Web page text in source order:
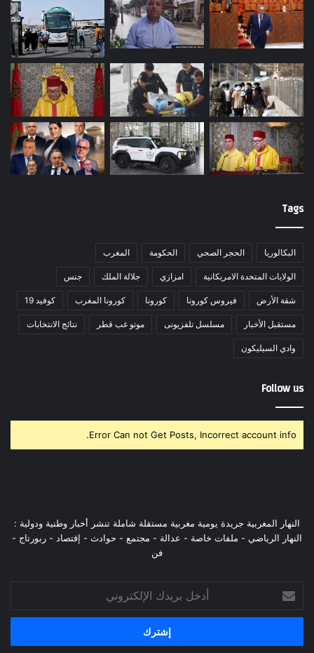
Tags
البكالوريا الحجر الصحي الحكومة المغرب
الولايات المتحدة الامريكانية امزازي جلالة الملك جنس
شقة الأرض فيروس كورونا كورونا كورونا المغرب كوفيد 19
مستقبل الأخبار مسلسل تلفزيونى موتو غب قطر نتائج الانتخابات
وادي السيليكون
Follow us
Error Can not Get Posts, Incorrect account info.
النهار المغربية جريدة يومية مغربية مستقلة شاملة تنشر أخبار وطنية ودولية :
النهار الرياضي - ملفات خاصة - عدالة - مجتمع - حوادث - إقتصاد - ربورتاج -
فن
أدخل
بريدك
الإلكتروني